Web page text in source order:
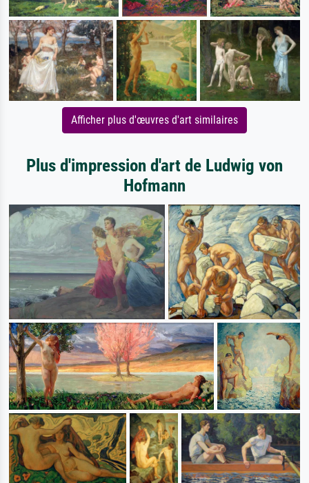
Afficher plus d'œuvres d'art similaires
Plus d'impression d'art de Ludwig von
Hofmann